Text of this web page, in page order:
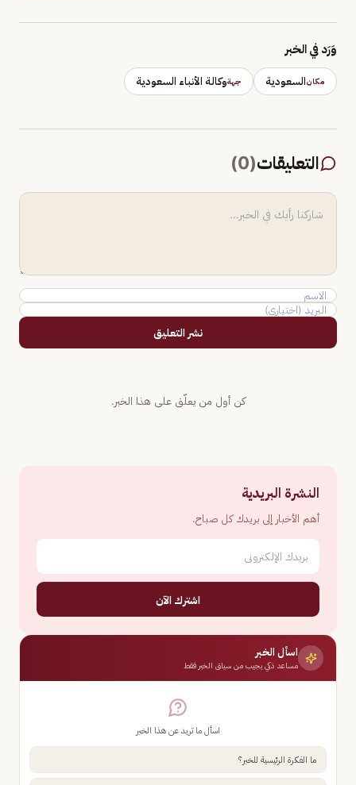
وَرَد في الخبر
مكانالسعودية جهةوكالة الأنباء السعودية
التعليقات(
0
)
نشر التعليق
كن أول من يعلّق على هذا الخبر.
النشرة البريدية
أهم الأخبار إلى بريدك كل صباح.
اشترك الآن
اسأل الخبر
مساعد ذكي يجيب من سياق الخبر فقط
اسأل ما تريد عن هذا الخبر
ما الفكرة الرئيسية للخبر؟